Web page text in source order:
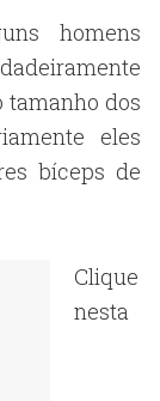
homens
tamanho dos
eles
bíceps de
Clique
nesta